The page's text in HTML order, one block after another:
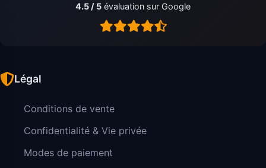
4.5 / 5 évaluation sur Google
Légal
Conditions de vente
Confidentialité & Vie privée
Modes de paiement